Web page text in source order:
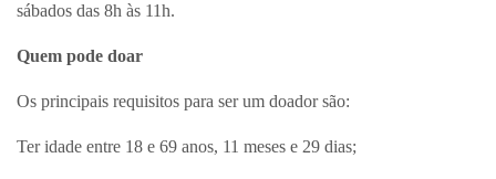
sábados das 8h às 11h.
Quem pode doar
Os principais requisitos para ser um doador são:
Ter idade entre 18 e 69 anos, 11 meses e 29 dias;